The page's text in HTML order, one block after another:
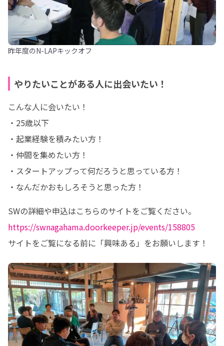
昨年度のN-LAPキックオフ
やりたいことがある人に出会いたい！
こんな人に会いたい！
・25歳以下
・起業経験を積みたい方！
・仲間を集めたい方！
・スタートアップって何だろうと思っている方！
・なんだかおもしろそうと思った方！
https://swnagahama.doorkeeper.jp/events/158805
サイトをご覧になる前に「興味ある」をお願いします！